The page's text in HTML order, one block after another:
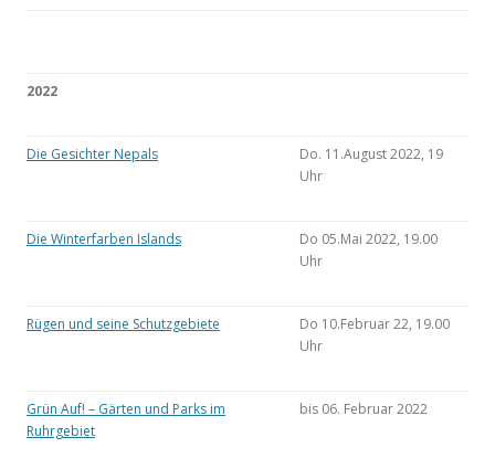
2022
Die Gesichter Nepals
Do. 11.August 2022, 19
Uhr
Die Winterfarben Islands
Do 05.Mai 2022, 19.00
Uhr
Rügen und seine Schutzgebiete
Do 10.Februar 22, 19.00
Uhr
Grün Auf! – Gärten und Parks im
Ruhrgebiet
bis 06. Februar 2022